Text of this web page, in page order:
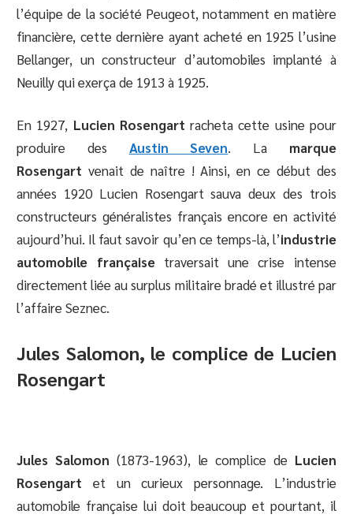
l’équipe de la société Peugeot, notamment en matière
financière, cette dernière ayant acheté en 1925 l’usine
Bellanger, un constructeur d’automobiles implanté à
Neuilly qui exerça de 1913 à 1925.
En 1927, Lucien Rosengart racheta cette usine pour
produire des Austin Seven. La marque
Rosengartvenait de naître ! Ainsi, en ce début des
années 1920 Lucien Rosengart sauva deux des trois
constructeurs généralistes français encore en activité
aujourd’hui. Il faut savoir qu’en ce temps-là, l’industrie
automobile françaisetraversait une crise intense
directement liée au surplus militaire bradé et illustré par
l’affaire Seznec.
Jules Salomon, le complice de Lucien
Rosengart
Jules Salomon (1873-1963), le complice de Lucien
Rosengart et un curieux personnage. L’industrie
automobile française lui doit beaucoup et pourtant, il